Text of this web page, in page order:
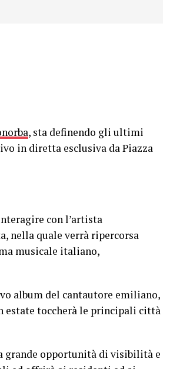
, sta definendo gli ultimi
in diretta esclusiva da Piazza
con l’artista
nella quale verrà ripercorsa
musicale italiano,
album del cantautore emiliano,
estate toccherà le principali città
grande opportunità di visibilità e